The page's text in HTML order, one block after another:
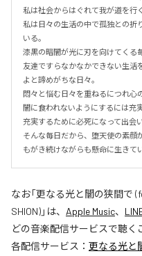
私は社会からはぐれて我が道を行
私は日々の生活の中で孤独との折
いる。
漆黒の暗闇が光に刃を向けてくる
友達ですらなかなかできない生活
よと諦めがちな日々。
悶々と悩む日々を重ねるにつれ心
闇に食われないようにするには充
充実するために必死になって出会
そんな毎日だから、堕天使の素顔
もがき続けながらも懸命に生きて
なお「更なる光と闇の狭間で
SHION)」は、 Apple Music、
どの音楽配信サービスで聴く
各配信サービス： 更なる光と